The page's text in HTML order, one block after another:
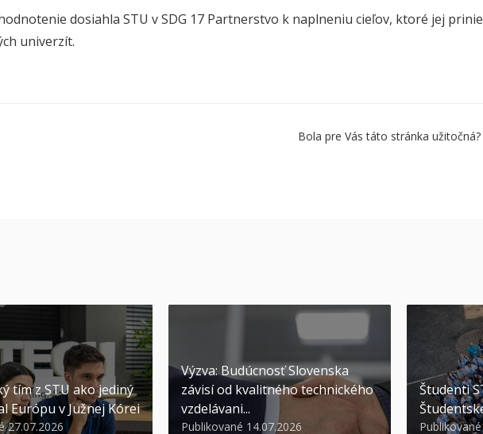
dosiahla STU v SDG 17 Partnerstvo k naplneniu cieľov, ktoré jej
univerzít.
Bola pre Vás táto stránka užitočná?
tím z STU ako jediný
Európu v Južnej Kórei
27.07.2026
Výzva: Budúcnosť Slovenska
závisí od kvalitného technického
vzdelávani...
Publikované 14.07.2026
Študenti